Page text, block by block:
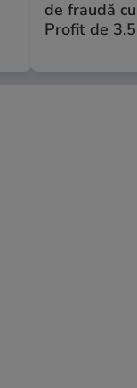
de fraudă
Profit de